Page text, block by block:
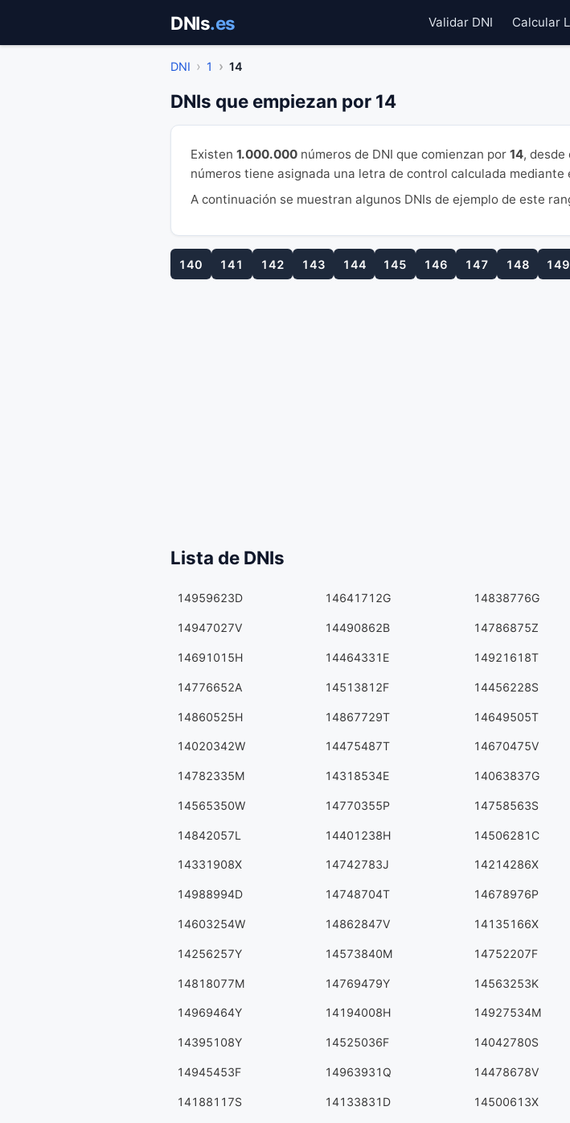
contenido
DNIs.es Validar DNI Calcular
DNI 1 14
DNIs que empiezan por 14
Existen 1.000.000 números de DNI que comienzan por 14, desde
números tiene asignada una letra de control calculada
A continuación se muestran algunos DNIs de ejemplo de este
140 141 142 143 144 145 146 147 148 149
Lista de DNIs
14959623D 14641712G 14838776G
14947027V 14490862B 14786875Z
14691015H 14464331E 14921618T
14776652A 14513812F 14456228S
14860525H 14867729T 14649505T
14020342W 14475487T 14670475V
14782335M 14318534E 14063837G
14565350W 14770355P 14758563S
14842057L 14401238H 14506281C
14331908X 14742783J 14214286X
14988994D 14748704T 14678976P
14603254W 14862847V 14135166X
14256257Y 14573840M 14752207F
14818077M 14769479Y 14563253K
14969464Y 14194008H 14927534M
14395108Y 14525036F 14042780S
14945453F 14963931Q 14478678V
14188117S 14133831D 14500613X